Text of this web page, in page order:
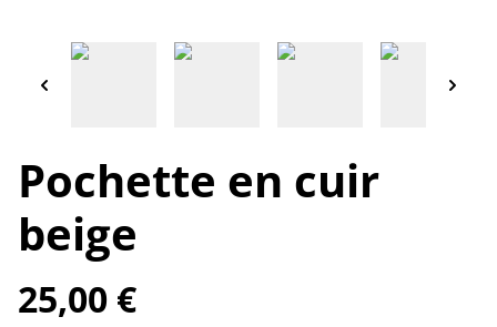
Pochette en cuir
beige
25,00 €